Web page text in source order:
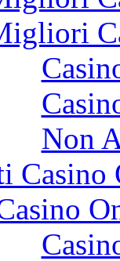
Non
Casino